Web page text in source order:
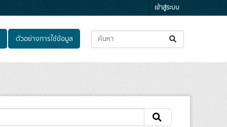
เข้าสู่ระบบ
ตัวอย่างการใช้ข้อมูล